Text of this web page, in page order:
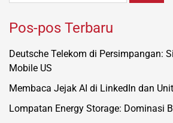
Pos-pos Terbaru
Deutsche Telekom di Persimpangan:
Mobile US
Membaca Jejak AI di LinkedIn dan
Lompatan Energy Storage: Dominasi